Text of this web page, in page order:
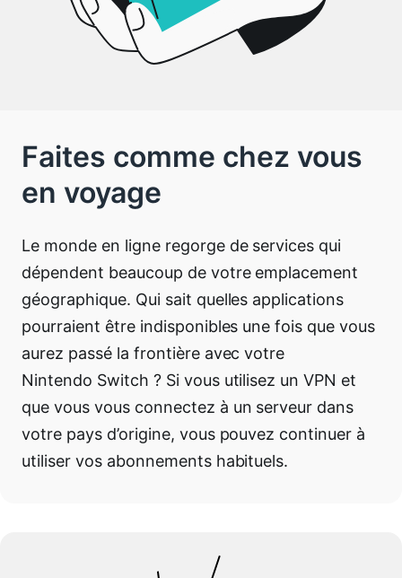
Faites comme chez vous
en voyage
Le monde en ligne regorge de services qui
dépendent beaucoup de votre emplacement
géographique. Qui sait quelles applications
pourraient être indisponibles une fois que vous
aurez passé la frontière avec votre
Nintendo Switch ? Si vous utilisez un VPN et
que vous vous connectez à un serveur dans
votre pays d’origine, vous pouvez continuer à
utiliser vos abonnements habituels.